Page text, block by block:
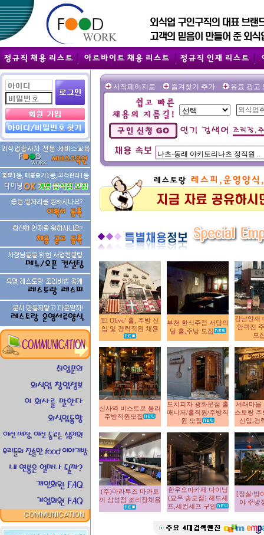
시작페이지로 즐겨찾기 추가 유료 광고
'El Olivo' 홀, 주방 신
입 및 경력직원 채용
부천 한식주점 서당의
달 홀,주방 모집
강남양재
안퀴진
모
신사역 비스트로 몽리
주방직원모집
도치피자 광화문점 홀
매니저/홀직원/주방직
원 모집
서래마을
스토랑 주
신입,경
(주)마라투즈 마라토
끼 삼성점 조리장채용
한우오마카세 다이닝
(묘우 송도점) 헤드셰
프,세컨셰프 구인
[잠실/방
야 주방